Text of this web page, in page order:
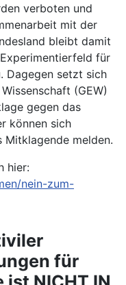
verboten und
mit der
bleibt damit
für
Dagegen setzt sich
(GEW)
gegen das
können sich
Mitklagende melden.
hier:
nein-zum-
für